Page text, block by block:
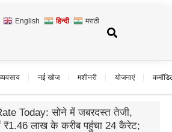
English हिन्दी मराठी
नई खोज मशीनरी योजनाएं
बजट 2026: ग्रामीण विकास के लिए
रुपये का प्रावधान; आजीविका और